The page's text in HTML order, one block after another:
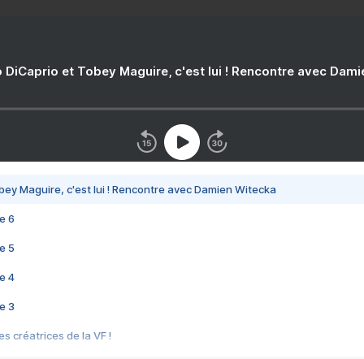
DiCaprio et Tobey Maguire, c'est lui ! Rencontre avec
Maguire, c'est lui ! Rencontre avec Damien Witecka
6
5
4
3
créatrices de la VF !